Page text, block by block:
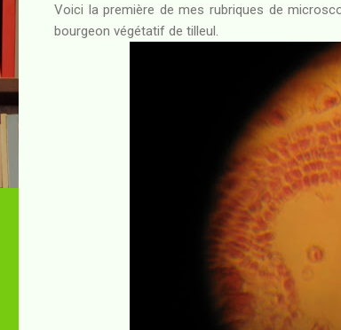
Voici la première de mes rubriques de
bourgeon végétatif de tilleul.